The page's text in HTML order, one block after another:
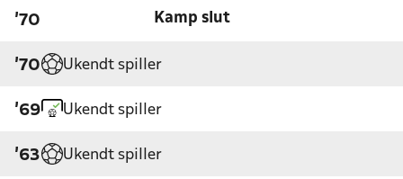
'70 Kamp slut
'70 Ukendt spiller
'69 Ukendt spiller
'63 Ukendt spiller